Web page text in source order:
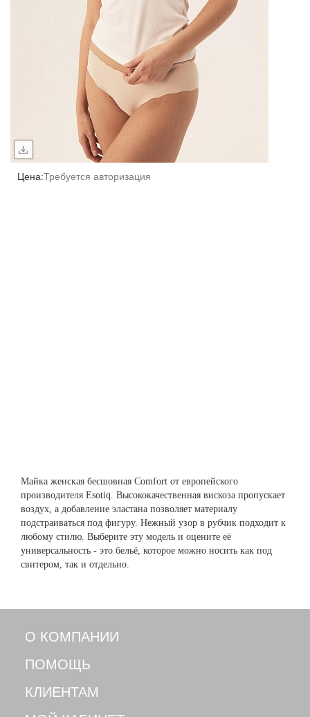
Цена:Требуется авторизация
Майка женская бесшовная Comfort от европейского
производителя Esotiq. Высококачественная вискоза пропускает
воздух, а добавление эластана позволяет материалу
подстраиваться под фигуру. Нежный узор в рубчик подходит к
любому стилю. Выберите эту модель и оцените её
универсальность - это бельё, которое можно носить как под
свитером, так и отдельно.
О КОМПАНИИ
ПОМОЩЬ
КЛИЕНТАМ